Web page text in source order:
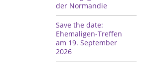
der Normandie
Save the date:
Ehemaligen-Treffen
am 19. September
2026